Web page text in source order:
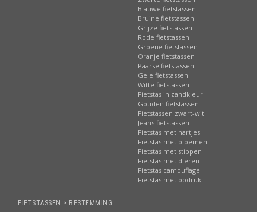
Blauwe fietstassen
Bruine fietstassen
Grijze fietstassen
Rode fietstassen
Groene fietstassen
Oranje fietstassen
Paarse fietstassen
Gele fietstassen
Witte fietstassen
Fietstas in zandkleur
Gouden fietstassen
Fietstassen zwart-wit
Jeans fietstassen
Fietstas met hartjes
Fietstas met bloemen
Fietstas met stippen
Fietstas met dieren
Fietstas camouflage
Fietstas met opdruk
FIETSTASSEN > BESTEMMING